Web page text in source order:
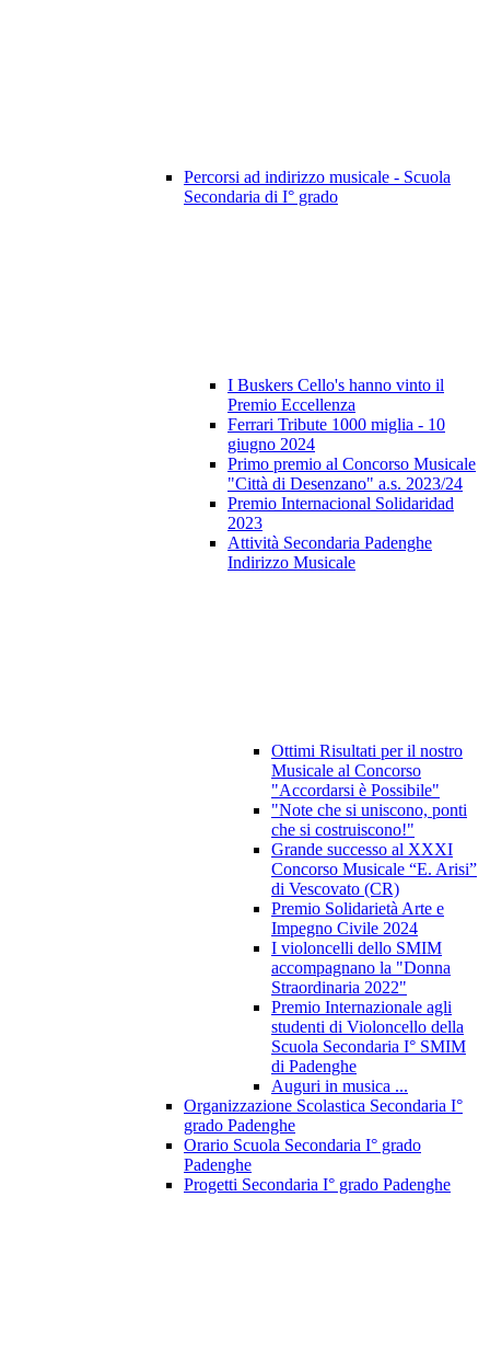
Percorsi ad indirizzo musicale - Scuola
Secondaria di I° grado
I Buskers Cello's hanno vinto il
Premio Eccellenza
Ferrari Tribute 1000 miglia - 10
giugno 2024
Primo premio al Concorso Musicale
"Città di Desenzano" a.s. 2023/24
Premio Internacional Solidaridad
2023
Attività Secondaria Padenghe
Indirizzo Musicale
Ottimi Risultati per il nostro
Musicale al Concorso
"Accordarsi è Possibile"
"Note che si uniscono, ponti
che si costruiscono!"
Grande successo al XXXI
Concorso Musicale “E. Arisi”
di Vescovato (CR)
Premio Solidarietà Arte e
Impegno Civile 2024
I violoncelli dello SMIM
accompagnano la "Donna
Straordinaria 2022"
Premio Internazionale agli
studenti di Violoncello della
Scuola Secondaria I° SMIM
di Padenghe
Auguri in musica ...
Organizzazione Scolastica Secondaria I°
grado Padenghe
Orario Scuola Secondaria I° grado
Padenghe
Progetti Secondaria I° grado Padenghe